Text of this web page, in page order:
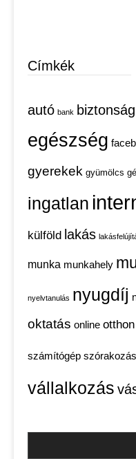
Címkék
autó bank biztonság
egészség
gyerekek gyümölcs
ingatlan
külföld lakás
munka munkahely
nyelvtanulás nyugdíj
oktatás online otthon
számítógép szórakozás
vállalkozás